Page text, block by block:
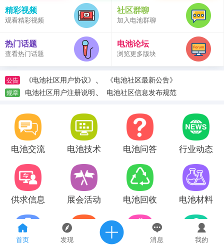
首页 发现 消息 我的
精彩视频
观看精彩视频
社区群聊
加入电池群聊
热门话题
查看热门话题
电池论坛
浏览更多版块
公告 《电池社区用户协议》 、 《电池社区最新公告》
规章 电池社区用户注册说明、 电池社区信息发布规范
电池交流 电池技术 电池问答 行业动态
供求信息 展会活动 电池回收 电池材料